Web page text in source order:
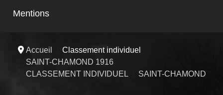
Mentions
Accueil
Classement individuel
SAINT-CHAMOND 1916
CLASSEMENT INDIVIDUEL
SAINT-CHAMOND